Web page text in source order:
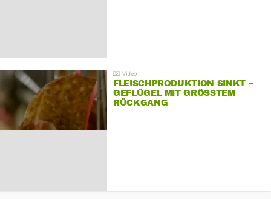
FLEISCHPRODUKTION SINKT –
GEFLÜGEL MIT GRÖSSTEM R
ÜCKGANG